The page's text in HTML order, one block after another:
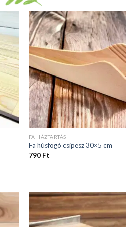
FA HÁZTARTÁS
Fa húsfogó csipesz 30×5 cm
790 Ft